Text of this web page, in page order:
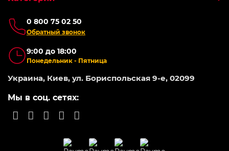
0 800 75 02 50
Обратный звонок
9:00 до 18:00
Понедельник - Пятница
Украина, Киев, ул. Бориспольская 9-е, 02099
Мы в соц. сетях: